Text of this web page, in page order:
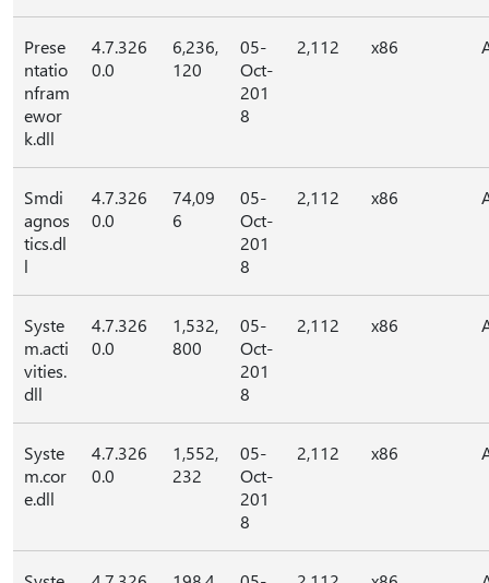
Prese
ntatio
nfram
ewor
k.dll
4.7.326
0.0
6,236,
120
05-
Oct-
201
8
2,112 x86
Smdi
agnos
tics.dl
l
4.7.326
0.0
74,09
6
05-
Oct-
201
8
2,112 x86
Syste
m.acti
vities.
dll
4.7.326
0.0
1,532,
800
05-
Oct-
201
8
2,112 x86
Syste
m.cor
e.dll
4.7.326
0.0
1,552,
232
05-
Oct-
201
8
2,112 x86